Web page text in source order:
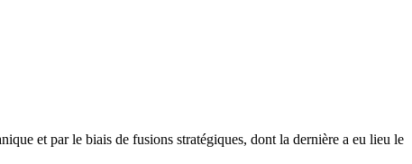
et par le biais de fusions stratégiques, dont la dernière a eu lieu le